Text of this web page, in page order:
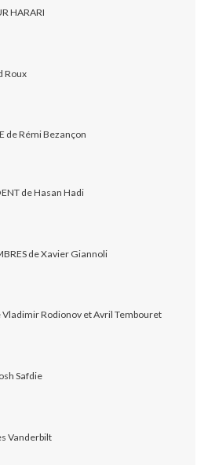
HARARI
Roux
de Rémi Bezançon
de Hasan Hadi
de Xavier Giannoli
Vladimir Rodionov et Avril Tembouret
Safdie
Vanderbilt